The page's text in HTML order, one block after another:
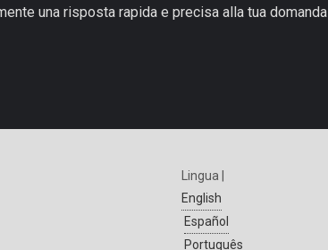
una risposta rapida e precisa alla tua domanda
Lingua |
English
Español
Português